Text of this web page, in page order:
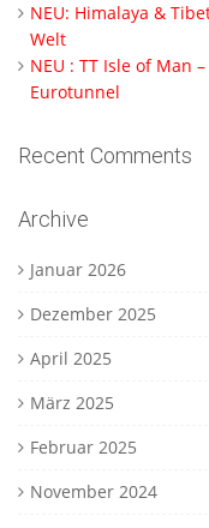
NEU: Himalaya &
Welt
NEU : TT Isle of Man
Eurotunnel
Recent Comments
Archive
Januar 2026
Dezember 2025
April 2025
März 2025
Februar 2025
November 2024